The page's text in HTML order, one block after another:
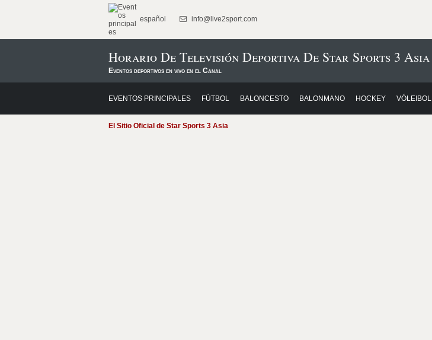
español info@live2sport.com
Horario De Televisión Deportiva De Star Sports 3 Asia
Eventos deportivos en vivo en el Canal
EVENTOS PRINCIPALES FÚTBOL BALONCESTO BALONMANO HOCKEY VÓLEIBOL
El Sitio Oficial de Star Sports 3 Asia